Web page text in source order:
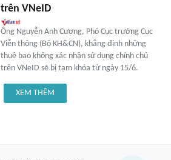
trên VNeID
Ông Nguyễn Anh Cương, Phó Cục trưởng Cục
Viễn thông (Bộ KH&CN), khẳng định những
thuê bao không xác nhận sử dụng chính chủ
trên VNeID sẽ bị tạm khóa từ ngày 15/6.
XEM THÊM